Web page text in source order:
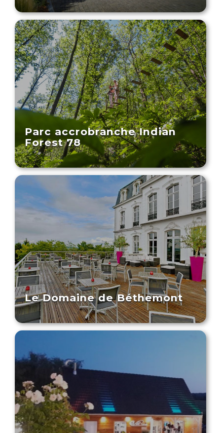
Parc accrobranche Indian
Forest 78
Le Domaine de Béthemont